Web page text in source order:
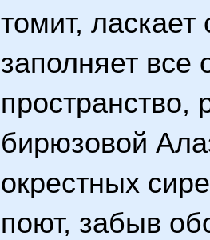
томит,
заполняет все
пространство,
бирюзовой
окрестных
поют, забыв